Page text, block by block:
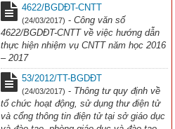
Phòng chống đuối nước và xâm hại trẻ
em” năm 2024 (20/05/2024)
Thông báo chương trình văn nghệ
(16/11/2023)
Công văn đi tập huấn Thể dục
(12/10/2023)
4622/BGDĐT-CNTT
(24/03/2017) - Công văn số
4622/BGDĐT-CNTT về việc hướng dẫn
thực hiện nhiệm vụ CNTT năm học 2016
– 2017
53/2012/TT-BGDĐT
(24/03/2017) - Thông tư quy định về
tổ chức hoạt động, sử dụng thư điện tử
và cổng thông tin điện tử tại sở giáo dục